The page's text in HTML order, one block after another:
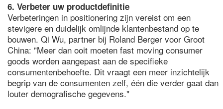
6. Verbeter uw productdefinitie
Verbeteringen in positionering zijn vereist om een
stevigere en duidelijk omlijnde klantenbestand op te
bouwen. Qi Wu, partner bij Roland Berger voor Groot
China: "Meer dan ooit moeten fast moving consumer
goods worden aangepast aan de specifieke
consumentenbehoefte. Dit vraagt een meer inzichtelijk
begrip van de consumenten zelf, één die verder gaat dan
louter demografische gegevens."